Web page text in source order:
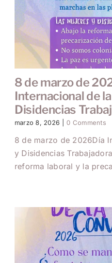
8 de marzo de
Internacional de
Disidencias
marzo 8, 2026 0 Comments
8 de marzo de 2026Día
y Disidencias
reforma laboral y la